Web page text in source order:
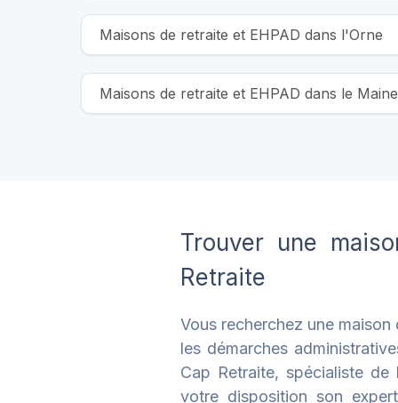
Maisons de retraite et EHPAD dans l'Orne
Maisons de retraite et EHPAD dans le
Trouver une
Retraite
Vous recherchez une
les démarches
Cap Retraite, spécialiste
votre disposition son